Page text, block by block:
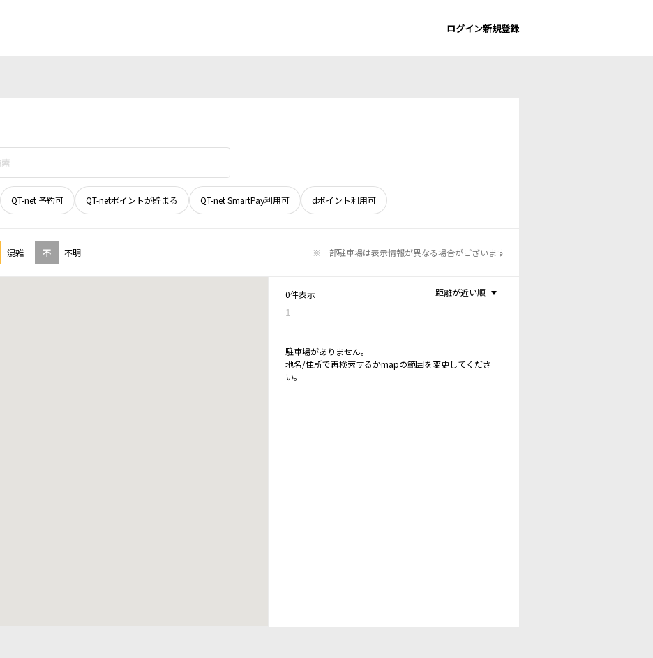
ログイン新規登録
QT-net 予約可 QT-netポイントが貯まる QT-net SmartPay利用可 dポイント利用可
混雑 不 不明 ※一部駐車場は表示情報が異なる場合がございます
0件表示
1
距離が近い順
駐車場がありません。
地名/住所で再検索するかmapの範囲を変更してくださ
い。